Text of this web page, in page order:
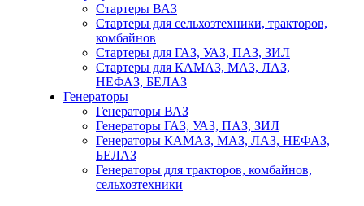
Стартеры ВАЗ
Стартеры для сельхозтехники, тракторов,
комбайнов
Стартеры для ГАЗ, УАЗ, ПАЗ, ЗИЛ
Стартеры для КАМАЗ, МАЗ, ЛАЗ,
НЕФАЗ, БЕЛАЗ
Генераторы
Генераторы ВАЗ
Генераторы ГАЗ, УАЗ, ПАЗ, ЗИЛ
Генераторы КАМАЗ, МАЗ, ЛАЗ, НЕФАЗ,
БЕЛАЗ
Генераторы для тракторов, комбайнов,
сельхозтехники